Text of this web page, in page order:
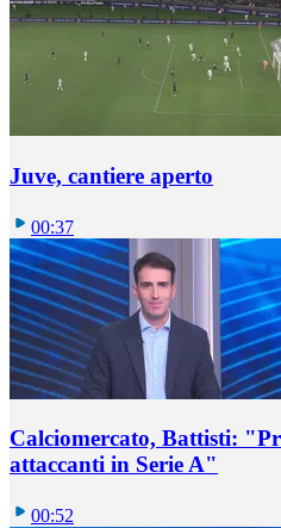
Juve, cantiere aperto
00:37
Calciomercato, Battisti:
attaccanti in Serie A"
00:52